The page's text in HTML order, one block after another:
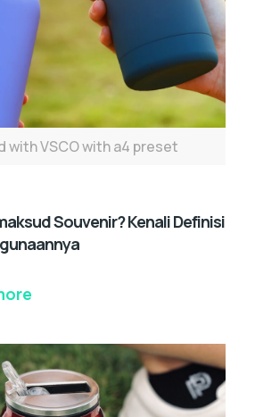
with VSCO with a4 preset
Souvenir? Kenali Definisi